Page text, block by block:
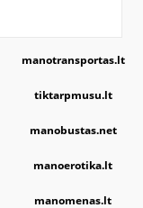
manotransportas.lt
tiktarpmusu.lt
manobustas.net
manoerotika.lt
manomenas.lt